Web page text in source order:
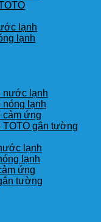
lạnh
lạnh
nước lạnh
nóng lạnh
cảm ứng
TOTO gắn tường
lạnh
lạnh
ứng
tường